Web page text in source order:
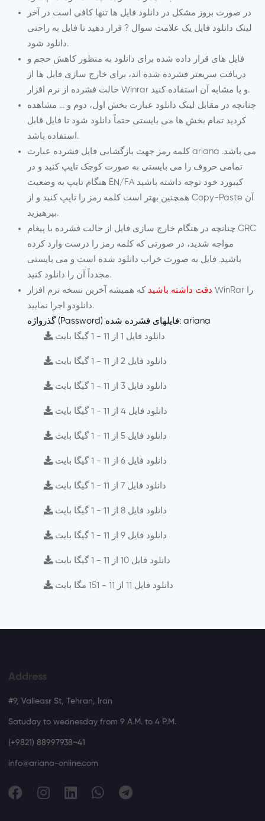
در صورت بروز مشکل در دانلود فایل ها تنها کافی است در آخر
لینک دانلود فایل یک علامت سوال ? قرار دهید تا فایل به راحتی
دانلود شود.
فایل های قرار داده شده برای دانلود به منظور کاهش حجم و
دریافت سریعتر فشرده شده اند، برای خارج سازی فایل ها از
حالت فشرده از نرم افزار Winrar و یا مشابه آن استفاده کنید.
چنانچه در مقابل لینک دانلود عبارت بخش اول، دوم و ... مشاهده
کردید تمام بخش ها می بایستی حتماً دانلود شود تا فایل قابل
استفاده باشد.
کلمه رمز جهت بازگشایی فایل فشرده عبارت ariana می باشد.
تمامی حروف را می بایستی به صورت کوچک تایپ کنید و در
هنگام تایپ به وضعیت EN/FA کیبورد خود توجه داشته باشید
همچنین بهتر است کلمه رمز را تایپ کنید و از Copy-Paste آن
بپرهیزید.
چنانچه در هنگام خارج سازی فایل از حالت فشرده با پیغام CRC
مواجه شدید، در صورتی که کلمه رمز را درست وارد کرده
باشید. فایل به صورت خراب دانلود شده است و می بایستی
مجدداً آن را دانلود کنید.
دقت داشته باشید
که همیشه آخرین نسخه نرم افزار WinRar را
دانلودو اجرا نمایید.
گذرواژه (Password) فایلهای فشرده شده: ariana
دانلود فایل 1 از 11 - 1 گیگا بایت
دانلود فایل 2 از 11 - 1 گیگا بایت
دانلود فایل 3 از 11 - 1 گیگا بایت
دانلود فایل 4 از 11 - 1 گیگا بایت
دانلود فایل 5 از 11 - 1 گیگا بایت
دانلود فایل 6 از 11 - 1 گیگا بایت
دانلود فایل 7 از 11 - 1 گیگا بایت
دانلود فایل 8 از 11 - 1 گیگا بایت
دانلود فایل 9 از 11 - 1 گیگا بایت
دانلود فایل 10 از 11 - 1 گیگا بایت
دانلود فایل 11 از 11 - 151 مگا بایت
Address
#9, Valieasr St, Tehran, Iran
Satuday to wednesday from 9 A.M. to 4 P.M.
(+9821) 88997938~41
info@ariana-online.com